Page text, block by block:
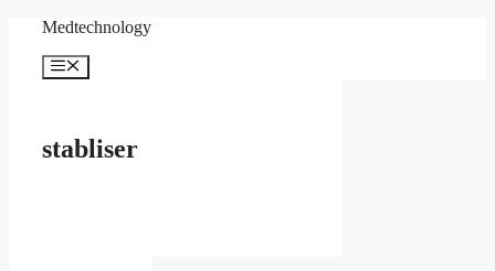
Перейти
содержимому
Medteсhnology
Меню
stabliser